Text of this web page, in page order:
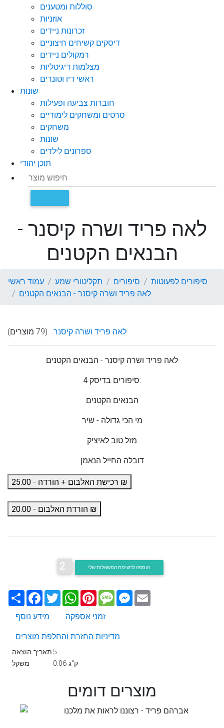
סוללות ומטענים
אוזניות
זכרונות ניידים
דיסקים קשיחים חיצוניים
רמקולים ניידים
מצלמות דיגיטליות
ראשי דיו וטונרים
שונות
חוברות צביעה ופעילות
סרטים ומשחקים לימודיים
משחקים
שונות
ספרונים לילדים
תוכן יהודי
לאה פריד ושרה קיסנר -
הבנאים הקטנים
עמוד ראשי תקליטורי שמע סיפורים
סיפורים לפעוטות
לאה פריד ושרה קיסנר - הבנאים הקטנים
לאה פריד ושרה קיסנר (79 מוצרים)
לאה פריד ושרה קיסנר - הבנאים הקטנים
4 סיפורים בדיסק:
הבנאים הקטנים
מי הכי גדולה - שיר
מזל טוב לאיציק
דובלה החייל הנאמן
רכישת האלבום + הורדה - 25.00 ₪
הורדת האלבום - 20.00 ₪
2 הוספה לרשימת המשאלות שלי
שתף Facebook
TwitterWhatsApp
PinterestMessageMessenger
מידע נוסף
זמני אספקה
מדיניות החזרת והחלפת מוצרים
תאריך הוצאה5
משקל
0.06 ק"ג
מוצרים דומים